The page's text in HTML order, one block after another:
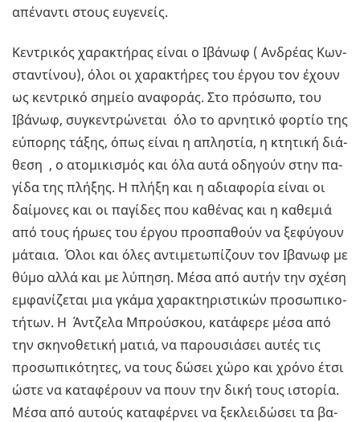
απέ­να­ντι στους ευ­γε­νείς.
Κε­ντρι­κός χα­ρα­κτή­ρας είναι ο Ιβά­νωφ ( Αν­δρέ­ας Κων­
στα­ντί­νου), όλοι οι χα­ρα­κτή­ρες του έργου τον έχουν
ως κε­ντρι­κό ση­μείο ανα­φο­ράς. Στο πρό­σω­πο, του
Ιβά­νωφ, συ­γκε­ντρώ­νε­ται όλο το αρ­νη­τι­κό φορ­τίο της
εύ­πο­ρης τάξης, όπως είναι η απλη­στία, η κτη­τι­κή διά­
θε­ση , ο ατο­μι­κι­σμός και όλα αυτά οδη­γούν στην πα­
γί­δα της πλή­ξης. Η πλήξη και η αδια­φο­ρία είναι οι
δαί­μο­νες και οι πα­γί­δες που κα­θέ­νας και η κα­θε­μιά
από τους ήρωες του έργου προ­σπα­θούν να ξε­φύ­γουν
μά­ταια. Όλοι και όλες αντι­με­τω­πί­ζουν τον Ιβα­νωφ με
θύμο αλλά και με λύ­πη­ση. Μέσα από αυτήν την σχέση
εμ­φα­νί­ζε­ται μια γκάμα χα­ρα­κτη­ρι­στι­κών προ­σω­πι­κο­
τή­των. Η Άν­τζε­λα Μπρού­σκου, κα­τά­φε­ρε μέσα από
την σκη­νο­θε­τι­κή ματιά, να πα­ρου­σιά­σει αυτές τις
προ­σω­πι­κό­τη­τες, να τους δώσει χώρο και χρόνο έτσι
ώστε να κα­τα­φέ­ρουν να πουν την δική τους ιστο­ρία.
Μέσα από αυ­τούς κα­τα­φέρ­νει να ξε­κλει­δώ­σει τα βα­